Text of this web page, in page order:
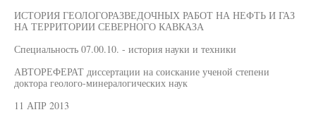
ИСТОРИЯ ГЕОЛОГОРАЗВЕДОЧНЫХ РАБОТ НА НЕФТЬ И ГАЗ
НА ТЕРРИТОРИИ СЕВЕРНОГО КАВКАЗА
Специальность 07.00.10. - история науки и техники
АВТОРЕФЕРАТ диссертации на соискание ученой степени
доктора геолого-минералогических наук
11 АПР 2013